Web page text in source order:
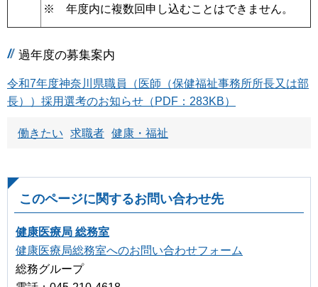
※ 年度内に複数回申し込むことはできません。
過年度の募集案内
令和7年度神奈川県職員（医師（保健福祉事務所所長又は部
長））採用選考のお知らせ（PDF：283KB）
働きたい 求職者 健康・福祉
このページに関するお問い合わせ先
健康医療局 総務室
健康医療局総務室へのお問い合わせフォーム
総務グループ